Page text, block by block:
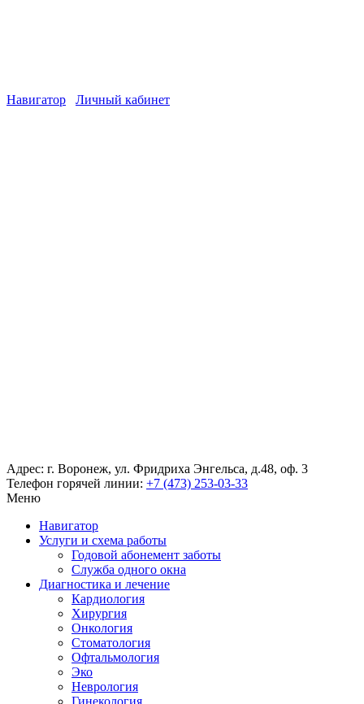
Навигатор Личный кабинет
Адрес: г. Воронеж, ул. Фридриха Энгельса, д.48, оф. 3
Телефон горячей линии: +7 (473) 253-03-33
Меню
Навигатор
Услуги и схема работы
Годовой абонемент заботы
Служба одного окна
Диагностика и лечение
Кардиология
Хирургия
Онкология
Стоматология
Офтальмология
Эко
Неврология
Гинекология